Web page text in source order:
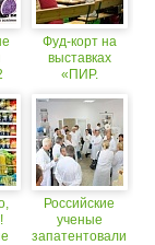
Фуд-корт на
выставках
«ПИР.
питания» и
«ПИР.
Оснащение
ресторана»
Российские
ученые
запатентовали